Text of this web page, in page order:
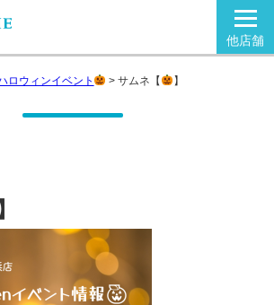
他店舗
ロウィンイベント >サムネ【 】
】